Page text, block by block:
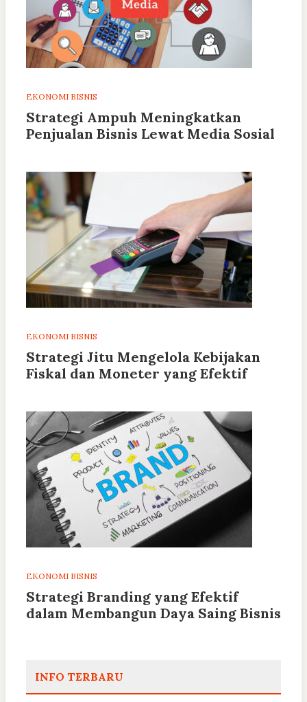
EKONOMI BISNIS
Strategi Ampuh Meningkatkan
Penjualan Bisnis Lewat Media Sosial
EKONOMI BISNIS
Strategi Jitu Mengelola Kebijakan
Fiskal dan Moneter yang Efektif
EKONOMI BISNIS
Strategi Branding yang Efektif
dalam Membangun Daya Saing Bisnis
INFO TERBARU